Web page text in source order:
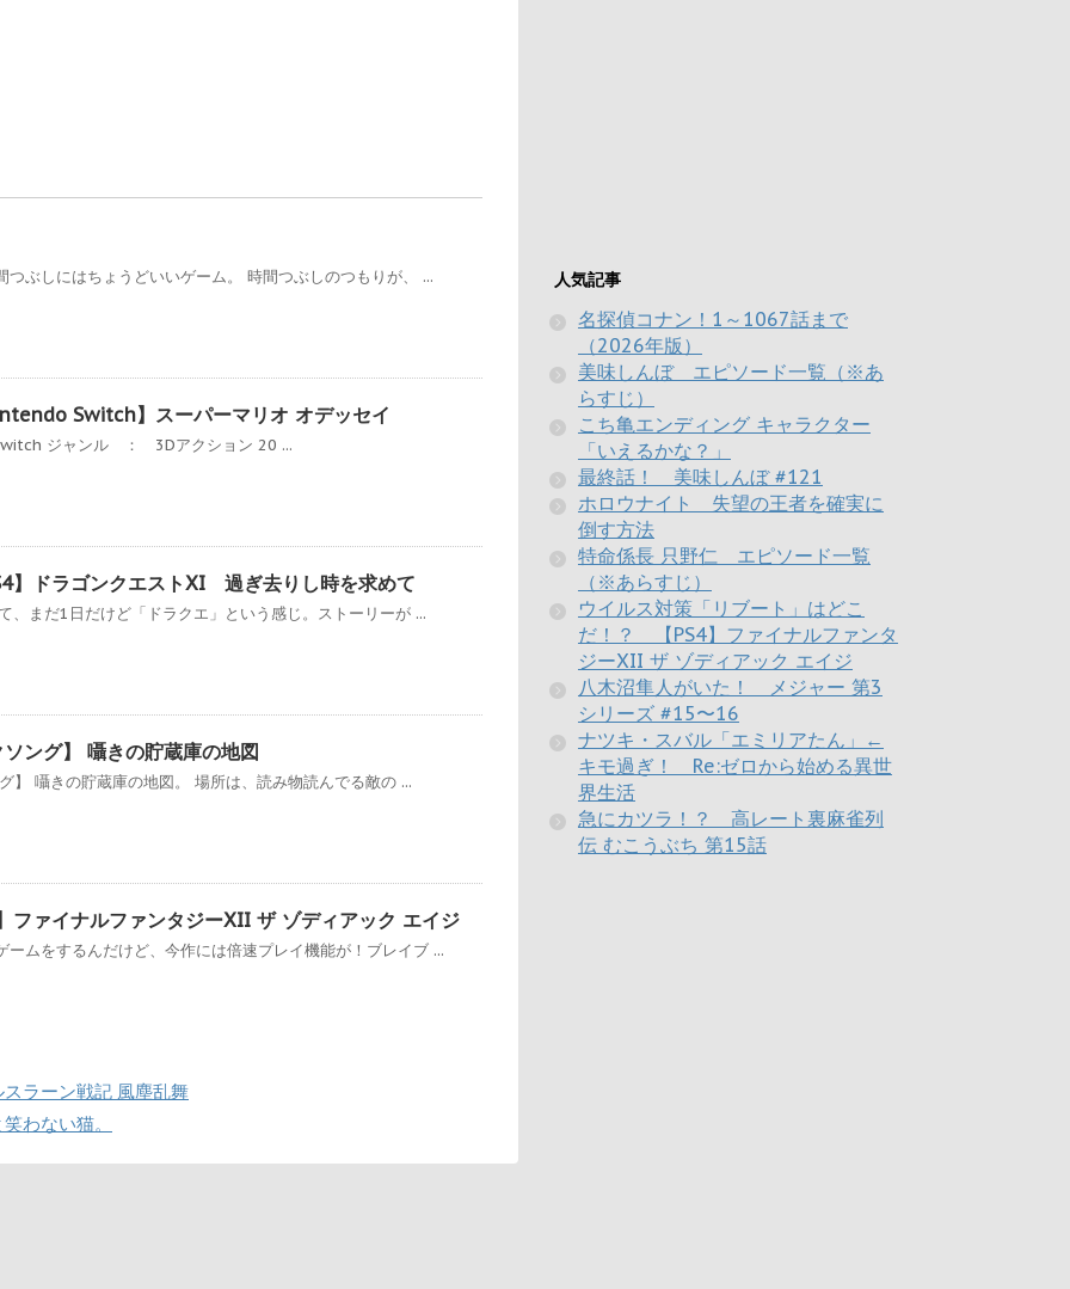
つぶしにはちょうどいいゲーム。 時間つぶしのつもりが、 ...
Switch】スーパーマリオ オデッセイ
ジャンル ： 3Dアクション 20 ...
】ドラゴンクエストXI 過ぎ去りし時を求めて
、まだ1日だけど「ドラクエ」という感じ。ストーリーが ...
ング】 囁きの貯蔵庫の地図
】 囁きの貯蔵庫の地図。 場所は、読み物読んでる敵の ...
ァイナルファンタジーXII ザ ゾディアック エイジ
ームをするんだけど、今作には倍速プレイ機能が！ブレイブ ...
ラーン戦記 風塵乱舞
わない猫。
人気記事
名探偵コナン！1～1067話まで
（2026年版）
美味しんぼ エピソード一覧（※あ
らすじ）
こち亀エンディング キャラクター
「いえるかな？」
最終話！ 美味しんぼ #121
ホロウナイト 失望の王者を確実に
倒す方法
特命係長 只野仁 エピソード一覧
（※あらすじ）
ウイルス対策「リブート」はどこ
だ！？ 【PS4】ファイナルファンタ
ジーXII ザ ゾディアック エイジ
八木沼隼人がいた！ メジャー 第3
シリーズ #15〜16
ナツキ・スバル「エミリアたん」←
キモ過ぎ！ Re:ゼロから始める異世
界生活
急にカツラ！？ 高レート裏麻雀列
伝 むこうぶち 第15話